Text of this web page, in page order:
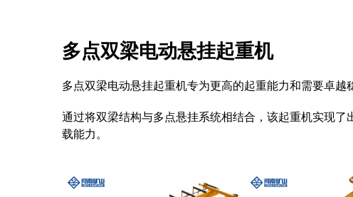
多点双梁电动悬挂起重机
多点双梁电动悬挂起重机专为更高的起重能力和需要卓越
通过将双梁结构与多点悬挂系统相结合，该起重机实现
载能力。